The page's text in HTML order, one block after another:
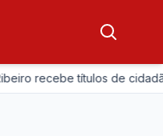
títulos de cidadão em